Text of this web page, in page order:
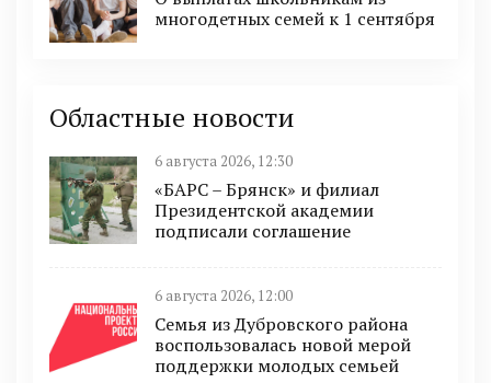
многодетных семей к 1 сентября
Областные новости
6 августа 2026, 12:30
«БАРС – Брянск» и филиал
Президентской академии
подписали соглашение
6 августа 2026, 12:00
Семья из Дубровского района
воспользовалась новой мерой
поддержки молодых семьей